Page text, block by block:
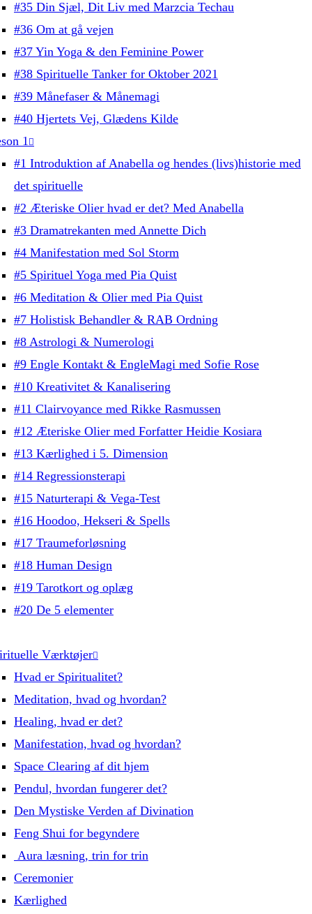
#35 Din Sjæl, Dit Liv med Marzcia Techau
#36 Om at gå vejen
#37 Yin Yoga & den Feminine Power
#38 Spirituelle Tanker for Oktober 2021
#39 Månefaser & Månemagi
#40 Hjertets Vej, Glædens Kilde
1
#1 Introduktion af Anabella og hendes (livs)historie med
det spirituelle
#2 Æteriske Olier hvad er det? Med Anabella
#3 Dramatrekanten med Annette Dich
#4 Manifestation med Sol Storm
#5 Spirituel Yoga med Pia Quist
#6 Meditation & Olier med Pia Quist
#7 Holistisk Behandler & RAB Ordning
#8 Astrologi & Numerologi
#9 Engle Kontakt & EngleMagi med Sofie Rose
#10 Kreativitet & Kanalisering
#11 Clairvoyance med Rikke Rasmussen
#12 Æteriske Olier med Forfatter Heidie Kosiara
#13 Kærlighed i 5. Dimension
#14 Regressionsterapi
#15 Naturterapi & Vega-Test
#16 Hoodoo, Hekseri & Spells
#17 Traumeforløsning
#18 Human Design
#19 Tarotkort og oplæg
#20 De 5 elementer
Værktøjer
Hvad er Spiritualitet?
Meditation, hvad og hvordan?
Healing, hvad er det?
Manifestation, hvad og hvordan?
Space Clearing af dit hjem
Pendul, hvordan fungerer det?
Den Mystiske Verden af Divination
Feng Shui for begyndere
Aura læsning, trin for trin
Ceremonier
Kærlighed